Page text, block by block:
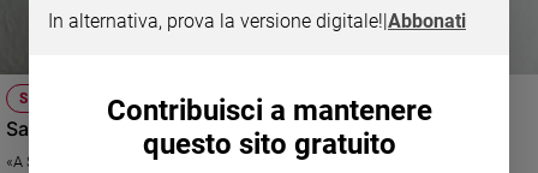
SAN VALENTINO
San Valentino «Mi vedo brutta. Cosa posso fare?»
«A San Valentino le ragazze belle ricevono bigliettini, io no... Nessuno mi
In alternativa, prova la versione digitale!|Abbonati
Contribuisci a mantenere
questo sito gratuito